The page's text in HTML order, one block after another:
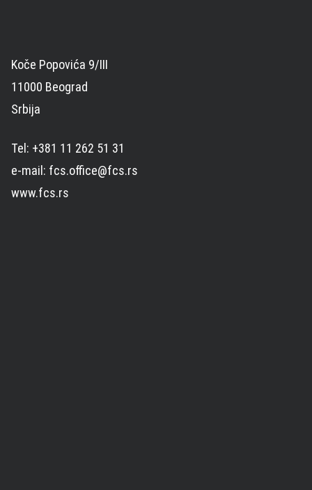
Koče Popovića 9/III
11000 Beograd
Srbija
Tel: +381 11 262 51 31
e-mail: fcs.office@fcs.rs
www.fcs.rs